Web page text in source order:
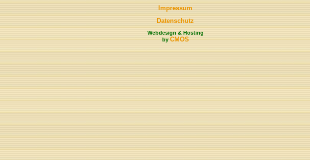
Impressum
Datenschutz
Webdesign & Hosting
byCMOS